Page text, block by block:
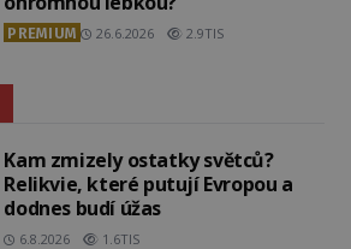
PREMIUM 26.6.2026 2.9TIS
Kam zmizely ostatky světců?
Relikvie, které putují Evropou a
dodnes budí úžas
6.8.2026 1.6TIS